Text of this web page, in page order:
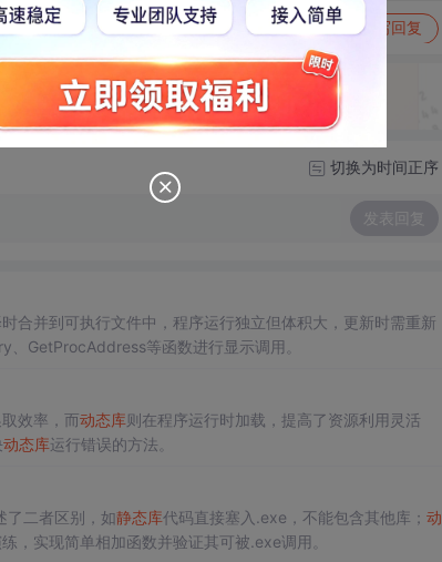
动态 举报 写回复
切换为时间正序
发表回复
合并到可执行文件中，程序运行独立但体积大，更新时需重新
GetProcAddress等函数进行显示调用。
效率，而动态库则在程序运行时加载，提高了资源利用灵活
动态库运行错误的方法。
了二者区别，如静态库代码直接塞入.exe，不能包含其他库； 动
，实现简单相加函数并验证其可被.exe调用。